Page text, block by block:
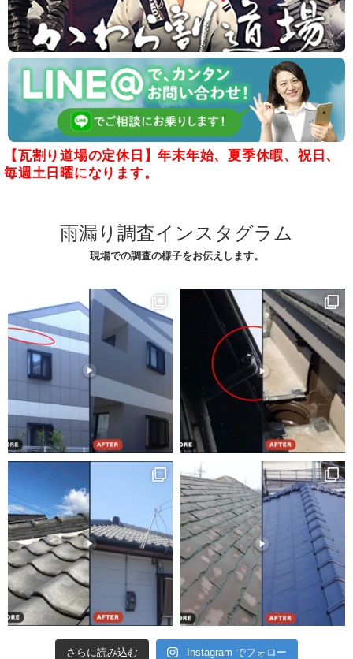
【瓦割り道場の定休日】年末年始、夏季休暇、祝日、
毎週土日曜になります。
雨漏り調査インスタグラム
現場での調査の様子をお伝えします。
さらに読み込む Instagram でフォロー